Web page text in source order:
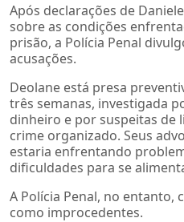
Após declarações de
sobre as condições
prisão, a Polícia Penal
acusações.
Deolane está presa
três semanas, investigada
dinheiro e por suspeitas de
crime organizado. Seus
estaria enfrentando
dificuldades para se
A Polícia Penal, no entanto,
como improcedentes.